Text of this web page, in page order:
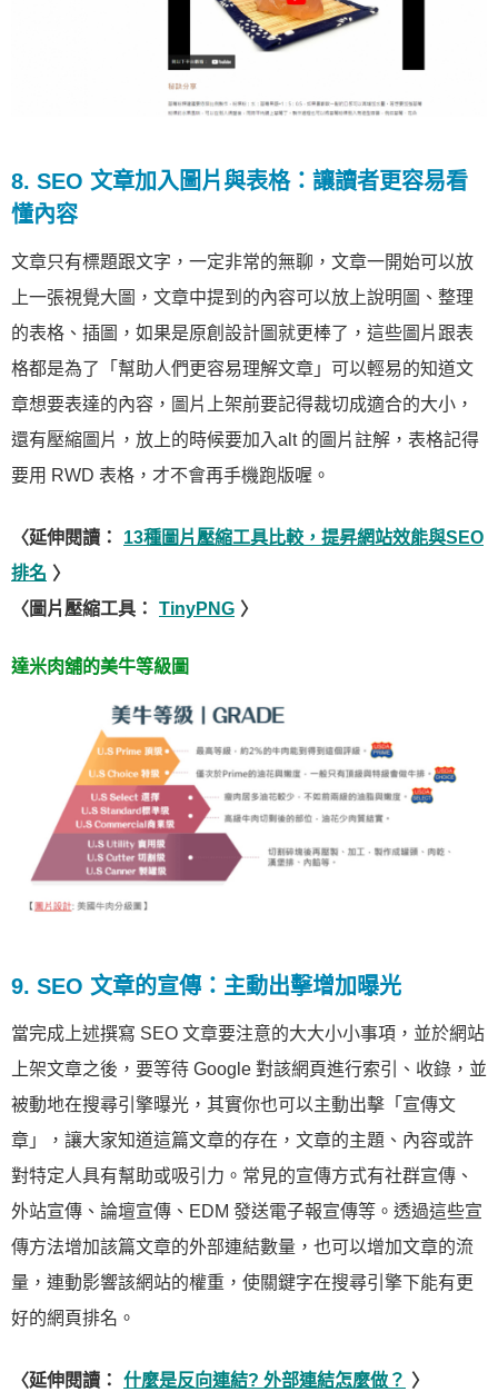
8. SEO 文章加入圖片與表格：讓讀者更容易看
懂內容
文章只有標題跟文字，一定非常的無聊，文章一開始可以放
上一張視覺大圖，文章中提到的內容可以放上說明圖、整理
的表格、插圖，如果是原創設計圖就更棒了，這些圖片跟表
格都是為了「幫助人們更容易理解文章」可以輕易的知道文
章想要表達的內容，圖片上架前要記得裁切成適合的大小，
還有壓縮圖片，放上的時候要加入alt 的圖片註解，表格記得
要用 RWD 表格，才不會再手機跑版喔。
〈延伸閱讀：
13種圖片壓縮工具比較，提昇網站效能與SEO
排名 〉
〈圖片壓縮工具：
TinyPNG 〉
達米肉舖的美牛等級圖
9. SEO 文章的宣傳：主動出擊增加曝光
當完成上述撰寫 SEO 文章要注意的大大小小事項，並於網站
上架文章之後，要等待 Google 對該網頁進行索引、收錄，並
被動地在搜尋引擎曝光，其實你也可以主動出擊「宣傳文
章」，讓大家知道這篇文章的存在，文章的主題、內容或許
對特定人具有幫助或吸引力。常見的宣傳方式有社群宣傳、
外站宣傳、論壇宣傳、EDM 發送電子報宣傳等。透過這些宣
傳方法增加該篇文章的外部連結數量，也可以增加文章的流
量，連動影響該網站的權重，使關鍵字在搜尋引擎下能有更
好的網頁排名。
〈延伸閱讀： 什麼是反向連結? 外部連結怎麼做？ 〉